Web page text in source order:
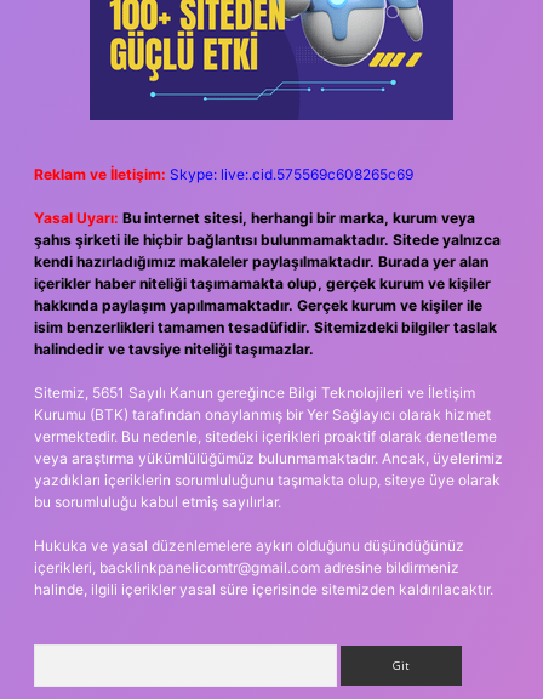
Reklam ve İletişim: Skype: live:.cid.575569c608265c69
Yasal Uyarı: Bu internet sitesi, herhangi bir marka, kurum veya
şahıs şirketi ile hiçbir bağlantısı bulunmamaktadır. Sitede yalnızca
kendi hazırladığımız makaleler paylaşılmaktadır. Burada yer alan
içerikler haber niteliği taşımamakta olup, gerçek kurum ve kişiler
hakkında paylaşım yapılmamaktadır. Gerçek kurum ve kişiler ile
isim benzerlikleri tamamen tesadüfidir. Sitemizdeki bilgiler taslak
halindedir ve tavsiye niteliği taşımazlar.
Sitemiz, 5651 Sayılı Kanun gereğince Bilgi Teknolojileri ve İletişim
Kurumu (BTK) tarafından onaylanmış bir Yer Sağlayıcı olarak hizmet
vermektedir. Bu nedenle, sitedeki içerikleri proaktif olarak denetleme
veya araştırma yükümlülüğümüz bulunmamaktadır. Ancak, üyelerimiz
yazdıkları içeriklerin sorumluluğunu taşımakta olup, siteye üye olarak
bu sorumluluğu kabul etmiş sayılırlar.
Hukuka ve yasal düzenlemelere aykırı olduğunu düşündüğünüz
içerikleri, backlinkpanelicomtr@gmail.com adresine bildirmeniz
halinde, ilgili içerikler yasal süre içerisinde sitemizden kaldırılacaktır.